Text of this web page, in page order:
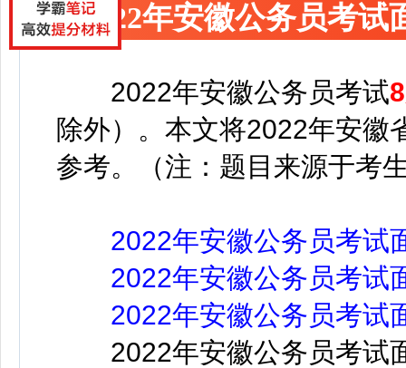
2022年安徽公务员考
2022年安徽公务员考试
除外）。本文将2022年安徽
参考。（注：题目来源于考
2022年安徽公务员考试
2022年安徽公务员考试
2022年安徽公务员考试
2022年安徽公务员考试